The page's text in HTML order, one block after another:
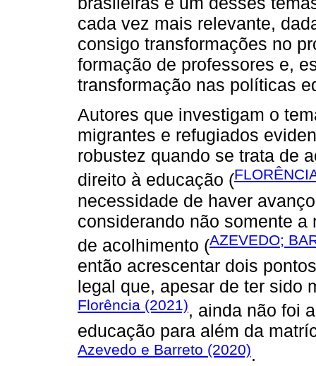
cada vez mais relevante,
consigo transformações no
formação de professores e,
transformação nas políticas
Autores que investigam o
migrantes e refugiados
robustez quando se trata de
direito à educação (
necessidade de haver
considerando não somente
de acolhimento (AZEVEDO;
então acrescentar dois
legal que, apesar de ter sido
Florência (2021), ainda não foi
educação para além da
Azevedo e Barreto (2020).